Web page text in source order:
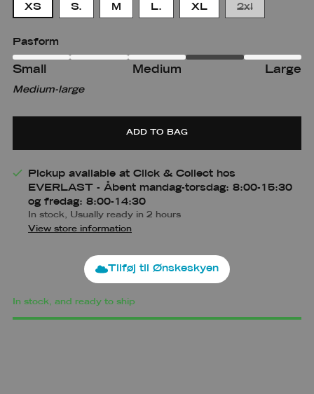
XS S. M L. XL 2xl
Pasform
Small Medium Large
Small
Small
Medium
Medium-large
ADD TO BAG
Pickup available at Click & Collect hos
EVERLAST - Åbent mandag-torsdag: 8:00-15:30
og fredag: 8:00-14:30
In stock, Usually ready in 2 hours
View store information
Tilføj til Ønskeskyen
In stock, and ready to ship